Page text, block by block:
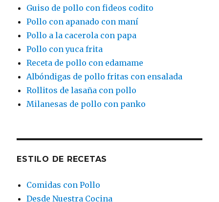
Guiso de pollo con fideos codito
Pollo con apanado con maní
Pollo a la cacerola con papa
Pollo con yuca frita
Receta de pollo con edamame
Albóndigas de pollo fritas con ensalada
Rollitos de lasaña con pollo
Milanesas de pollo con panko
ESTILO DE RECETAS
Comidas con Pollo
Desde Nuestra Cocina